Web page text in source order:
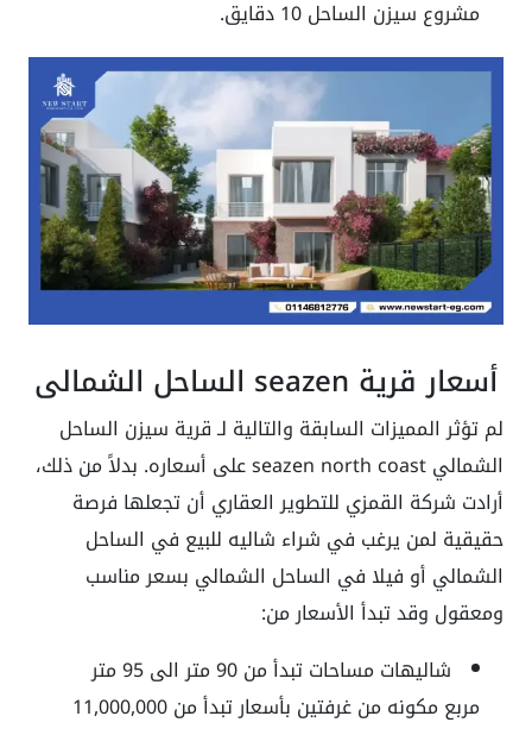
مشروع سيزن الساحل 10 دقايق.
أسعار قرية seazen الساحل الشمالي
لم تؤثر المميزات السابقة والتالية لـ قرية سيزن الساحل
الشمالي seazen north coast على أسعاره. بدلاً من ذلك،
أرادت شركة القمزي للتطوير العقاري أن تجعلها فرصة
حقيقية لمن يرغب في شراء شاليه للبيع في الساحل
الشمالي أو فيلا في الساحل الشمالي بسعر مناسب
ومعقول وقد تبدأ الأسعار من:
شاليهات مساحات تبدأ من 90 متر الى 95 متر
مربع مكونه من غرفتين بأسعار تبدأ من 11,000,000